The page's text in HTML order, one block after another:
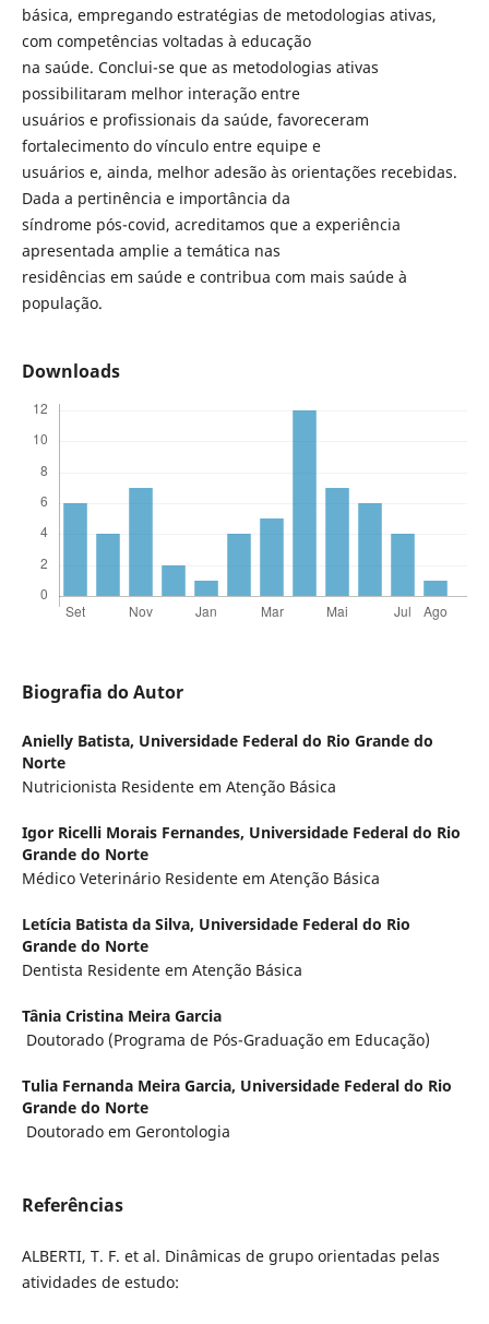
básica, empregando estratégias de metodologias ativas,
com competências voltadas à educação
na saúde. Conclui-se que as metodologias ativas
possibilitaram melhor interação entre
usuários e profissionais da saúde, favoreceram
fortalecimento do vínculo entre equipe e
usuários e, ainda, melhor adesão às orientações recebidas.
Dada a pertinência e importância da
síndrome pós-covid, acreditamos que a experiência
apresentada amplie a temática nas
residências em saúde e contribua com mais saúde à
população.
Downloads
Biografia do Autor
Anielly Batista, Universidade Federal do Rio Grande do
Norte
Nutricionista Residente em Atenção Básica
Igor Ricelli Morais Fernandes, Universidade Federal do Rio
Grande do Norte
Médico Veterinário Residente em Atenção Básica
Letícia Batista da Silva, Universidade Federal do Rio
Grande do Norte
Dentista Residente em Atenção Básica
Tânia Cristina Meira Garcia
Doutorado (Programa de Pós-Graduação em Educação)
Tulia Fernanda Meira Garcia, Universidade Federal do Rio
Grande do Norte
Doutorado em Gerontologia
Referências
ALBERTI, T. F. et al. Dinâmicas de grupo orientadas pelas
atividades de estudo: